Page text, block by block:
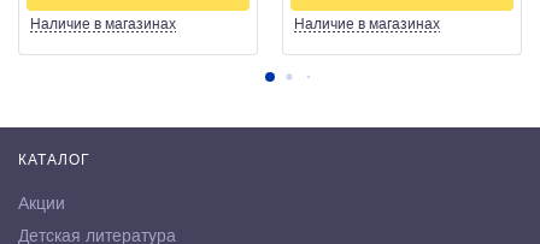
Наличие в магазинах Наличие в магазинах
КАТАЛОГ
Акции
Детская литература